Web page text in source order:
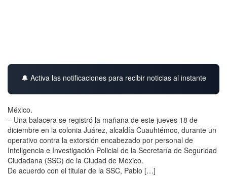
🔔 Activa las notificaciones para recibir noticias al instante
México.
– Una balacera se registró la mañana de este jueves 18 de
diciembre en la colonia Juárez, alcaldía Cuauhtémoc, durante un
operativo contra la extorsión encabezado por personal de
Inteligencia e Investigación Policial de la Secretaría de Seguridad
Ciudadana (SSC) de la Ciudad de México.
De acuerdo con el titular de la SSC, Pablo […]